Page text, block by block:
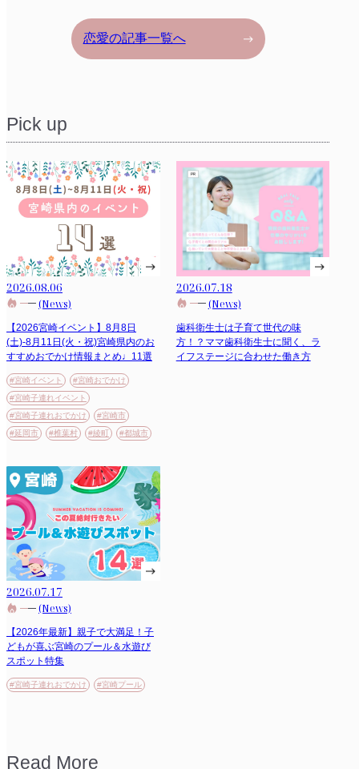
恋愛の記事一覧へ
Pick up
2026.08.06
(News)
【2026宮崎イベント】8月8日
(土)-8月11日(火・祝)宮崎県内のお
すすめおでかけ情報まとめ♩11選
#宮崎イベント
#宮崎おでかけ
#宮崎子連れイベント
#宮崎子連れおでかけ
#宮崎市
#延岡市
#椎葉村 #綾町 #都城市
2026.07.18
(News)
歯科衛生士は子育て世代の味
方！？ママ歯科衛生士に聞く、ラ
イフステージに合わせた働き方
2026.07.17
(News)
【2026年最新】親子で大満足！子
どもが喜ぶ宮崎のプール＆水遊び
スポット特集
#宮崎子連れおでかけ #宮崎プール
Read More